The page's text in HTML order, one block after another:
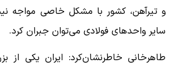
و تیرآهن، کشور با مشکل خاصی مواجه
سایر واحدهای فولادی می‌توان جبران کرد.
طاهرخانی خاطرنشان‌کرد: ایران یکی از